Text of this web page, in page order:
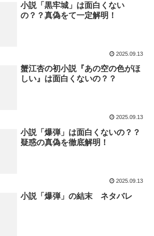
小説「黒牢城」は面白くない
の？？真偽をて一定解明！
2025.09.13
蟹江杏の初小説『あの空の色がほ
しい』は面白くないの？？
2025.09.13
小説「爆弾」は面白くないの？？
疑惑の真偽を徹底解明！
2025.09.13
小説「爆弾」の結末 ネタバレ